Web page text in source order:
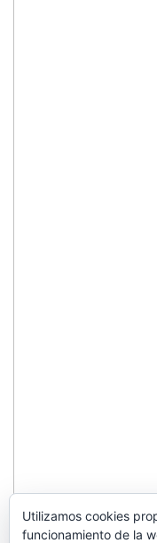
Utilizamos cookies
funcionamiento de la